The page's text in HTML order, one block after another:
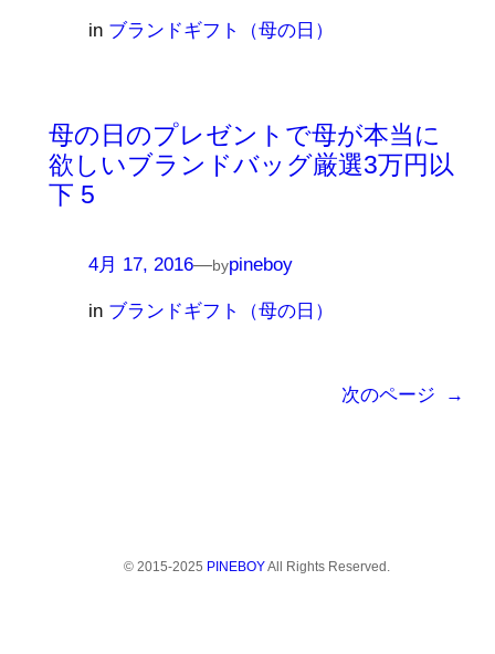
in ブランドギフト（母の日）
母の日のプレゼントで母が本当に
欲しいブランドバッグ厳選3万円以
下 5
4月 17, 2016—bypineboy
in ブランドギフト（母の日）
次のページ →
© 2015-2025 PINEBOYAll Rights Reserved.